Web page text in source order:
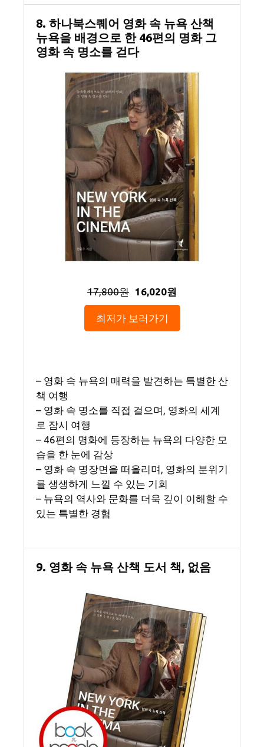
8. 하나북스퀘어 영화 속 뉴욕 산책
뉴욕을 배경으로 한 46편의 명화 그
영화 속 명소를 걷다
17,800원 16,020원
최저가 보러가기
– 영화 속 뉴욕의 매력을 발견하는 특별한 산
책 여행
– 영화 속 명소를 직접 걸으며, 영화의 세계
로 잠시 여행
– 46편의 명화에 등장하는 뉴욕의 다양한 모
습을 한 눈에 감상
– 영화 속 명장면을 떠올리며, 영화의 분위기
를 생생하게 느낄 수 있는 기회
– 뉴욕의 역사와 문화를 더욱 깊이 이해할 수
있는 특별한 경험
9. 영화 속 뉴욕 산책 도서 책, 없음